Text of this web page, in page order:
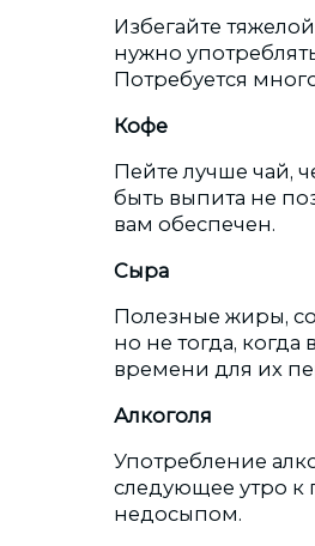
Избегайте
нужно
Потребуется
Кофе
Пейте лучше чай,
быть выпита не
вам обеспечен.
Сыра
Полезные жиры,
но не тогда,
времени для их
Алкоголя
Употребление
следующее утро к
недосыпом.